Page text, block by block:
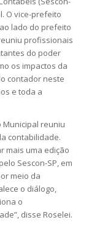
O vice-prefeito
lado do prefeito
profissionais
do poder
os impactos da
contador neste
e toda a
Municipal reuniu
contabilidade.
mais uma edição
Sescon-SP, em
meio da
o diálogo,
o
disse Roselei.